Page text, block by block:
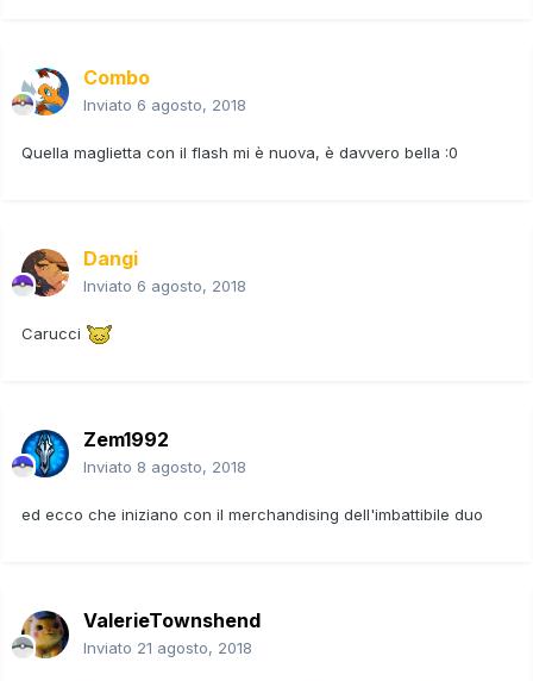
Combo
Inviato 6 agosto, 2018
Quella maglietta con il flash mi è nuova, è davvero bella :0
Dangi
Inviato 6 agosto, 2018
Carucci
Zem1992
Inviato 8 agosto, 2018
ed ecco che iniziano con il merchandising dell'imbattibile duo
ValerieTownshend
Inviato 21 agosto, 2018